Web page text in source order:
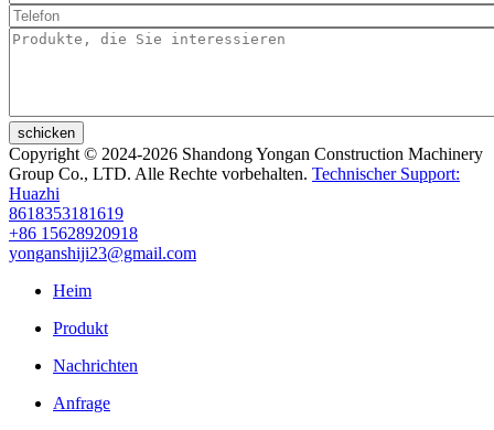
schicken
Copyright © 2024-2026 Shandong Yongan Construction Machinery
Group Co., LTD. Alle Rechte vorbehalten. Technischer Support:
Huazhi
8618353181619
+86 15628920918
yonganshiji23@gmail.com
Heim
Produkt
Nachrichten
Anfrage